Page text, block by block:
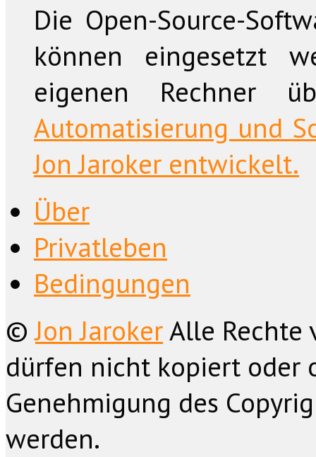
Die Open-Source-
können eingesetzt
eigenen Rechner
Automatisierung und
Jon Jaroker entwickelt.
Über
Privatleben
Bedingungen
©Jon JarokerAlle Rechte
dürfen nicht kopiert oder
Genehmigung des
werden.